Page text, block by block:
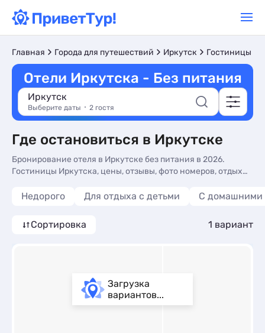
Главная Города для путешествий Иркутск Гостиницы и
Отели Иркутска - Без питания
Иркутск
Выберите даты 2 гостя
Где остановиться в Иркутске
Бронирование отеля в Иркутске без питания в 2026.
Гостиницы Иркутска, цены, отзывы, фото номеров, отдых
Недорого Для отдыха с детьми С
Сортировка 1 вариант
Загрузка
вариантов...